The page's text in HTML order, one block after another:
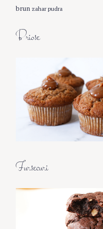
brun zahar pudra
Briose
Fursecuri